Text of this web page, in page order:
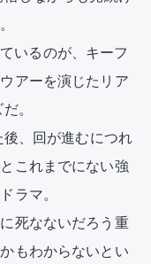
いるのが、キーフ
アーを演じたリア
。
後、回が進むにつれ
これまでにない強
ラマ。
死なないだろう重
もわからないとい